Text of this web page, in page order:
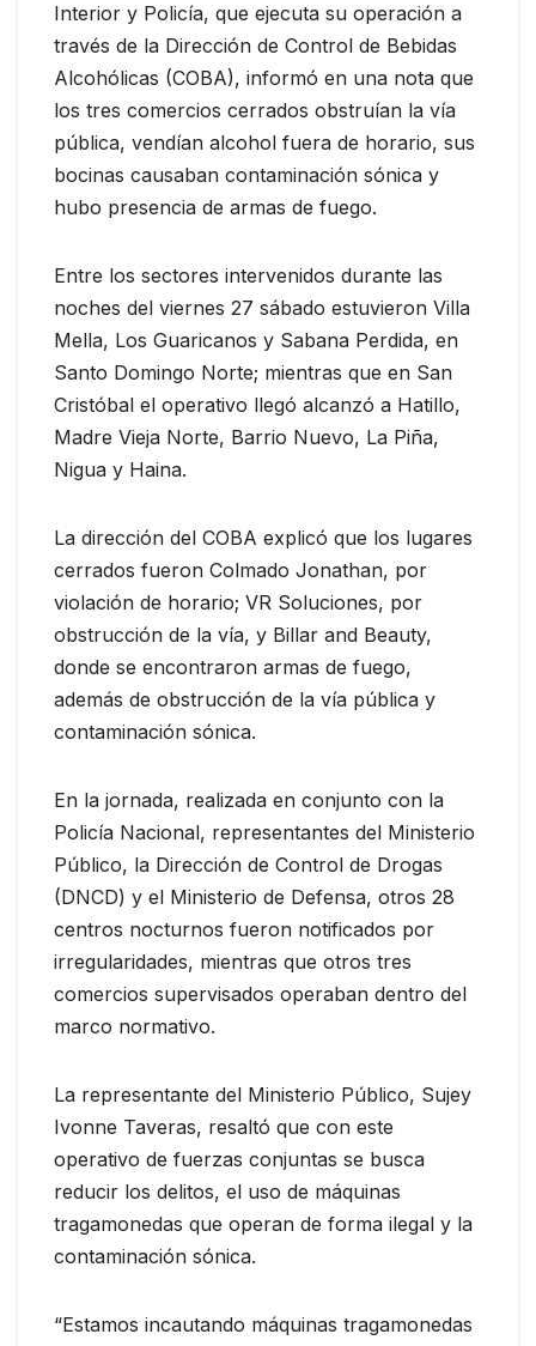
Interior y Policía, que ejecuta su operación a
través de la Dirección de Control de Bebidas
Alcohólicas (COBA), informó en una nota que
los tres comercios cerrados obstruían la vía
pública, vendían alcohol fuera de horario, sus
bocinas causaban contaminación sónica y
hubo presencia de armas de fuego.
Entre los sectores intervenidos durante las
noches del viernes 27 sábado estuvieron Villa
Mella, Los Guaricanos y Sabana Perdida, en
Santo Domingo Norte; mientras que en San
Cristóbal el operativo llegó alcanzó a Hatillo,
Madre Vieja Norte, Barrio Nuevo, La Piña,
Nigua y Haina.
La dirección del COBA explicó que los lugares
cerrados fueron Colmado Jonathan, por
violación de horario; VR Soluciones, por
obstrucción de la vía, y Billar and Beauty,
donde se encontraron armas de fuego,
además de obstrucción de la vía pública y
contaminación sónica.
En la jornada, realizada en conjunto con la
Policía Nacional, representantes del Ministerio
Público, la Dirección de Control de Drogas
(DNCD) y el Ministerio de Defensa, otros 28
centros nocturnos fueron notificados por
irregularidades, mientras que otros tres
comercios supervisados operaban dentro del
marco normativo.
La representante del Ministerio Público, Sujey
Ivonne Taveras, resaltó que con este
operativo de fuerzas conjuntas se busca
reducir los delitos, el uso de máquinas
tragamonedas que operan de forma ilegal y la
contaminación sónica.
“Estamos incautando máquinas tragamonedas